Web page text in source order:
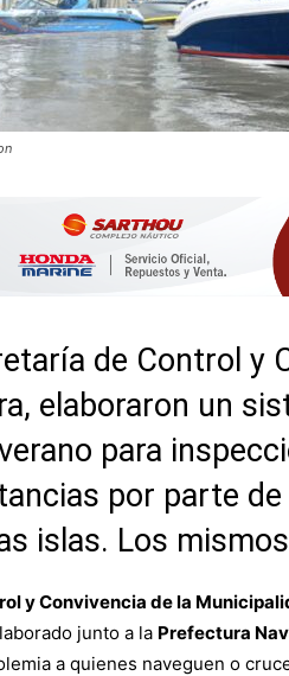
de Control y
elaboraron un
para
por parte
islas. Los
y Convivencia de la
junto a la Prefectura
a quienes naveguen o